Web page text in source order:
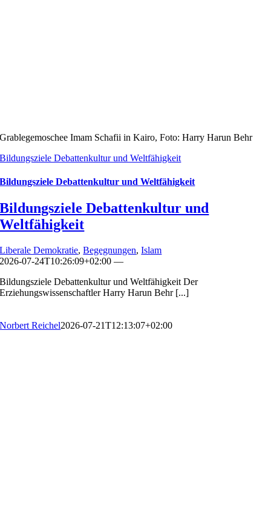
Grablegemoschee Imam Schafii in Kairo, Foto: Harry Harun Behr
Bildungsziele Debattenkultur und Weltfähigkeit
Bildungsziele Debattenkultur und Weltfähigkeit
Bildungsziele Debattenkultur und
Weltfähigkeit
Liberale Demokratie,Begegnungen,Islam
2026-07-24T10:26:09+02:00 —
Bildungsziele Debattenkultur und Weltfähigkeit Der
Erziehungswissenschaftler Harry Harun Behr [...]
Norbert Reichel2026-07-21T12:13:07+02:00